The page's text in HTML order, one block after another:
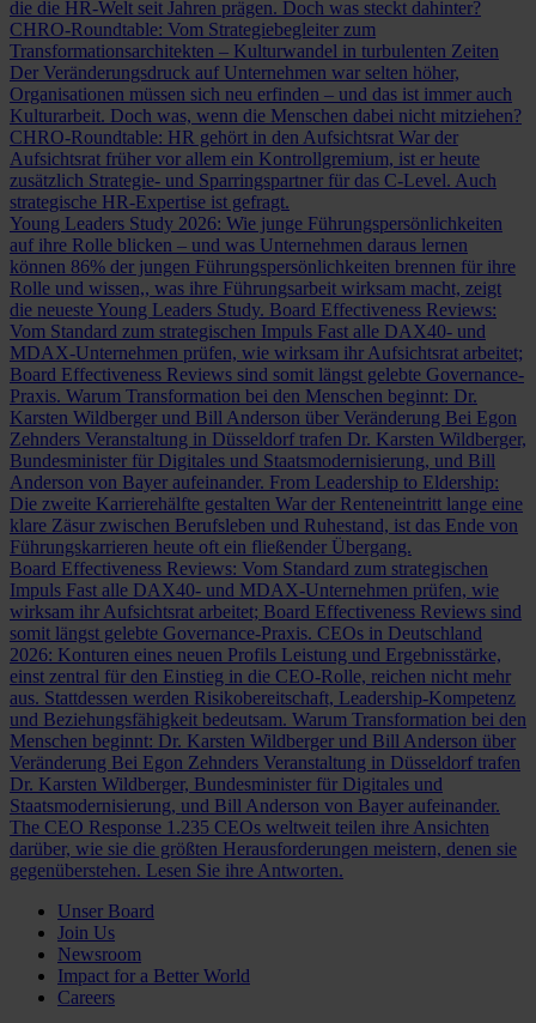
die die HR-Welt seit Jahren prägen. Doch was steckt dahinter?
CHRO-Roundtable: Vom Strategiebegleiter zum
Transformationsarchitekten – Kulturwandel in turbulenten Zeiten
Der Veränderungsdruck auf Unternehmen war selten höher,
Organisationen müssen sich neu erfinden – und das ist immer auch
Kulturarbeit. Doch was, wenn die Menschen dabei nicht mitziehen?
CHRO-Roundtable: HR gehört in den Aufsichtsrat War der
Aufsichtsrat früher vor allem ein Kontrollgremium, ist er heute
zusätzlich Strategie- und Sparringspartner für das C-Level. Auch
strategische HR-Expertise ist gefragt.
Young Leaders Study 2026: Wie junge Führungspersönlichkeiten
auf ihre Rolle blicken – und was Unternehmen daraus lernen
können 86% der jungen Führungspersönlichkeiten brennen für ihre
Rolle und wissen,, was ihre Führungsarbeit wirksam macht, zeigt
die neueste Young Leaders Study. Board Effectiveness Reviews:
Vom Standard zum strategischen Impuls Fast alle DAX40- und
MDAX-Unternehmen prüfen, wie wirksam ihr Aufsichtsrat arbeitet;
Board Effectiveness Reviews sind somit längst gelebte Governance-
Praxis. Warum Transformation bei den Menschen beginnt: Dr.
Karsten Wildberger und Bill Anderson über Veränderung Bei Egon
Zehnders Veranstaltung in Düsseldorf trafen Dr. Karsten Wildberger,
Bundesminister für Digitales und Staatsmodernisierung, und Bill
Anderson von Bayer aufeinander. From Leadership to Eldership:
Die zweite Karrierehälfte gestalten War der Renteneintritt lange eine
klare Zäsur zwischen Berufsleben und Ruhestand, ist das Ende von
Führungskarrieren heute oft ein fließender Übergang.
Board Effectiveness Reviews: Vom Standard zum strategischen
Impuls Fast alle DAX40- und MDAX-Unternehmen prüfen, wie
wirksam ihr Aufsichtsrat arbeitet; Board Effectiveness Reviews sind
somit längst gelebte Governance-Praxis. CEOs in Deutschland
2026: Konturen eines neuen Profils Leistung und Ergebnisstärke,
einst zentral für den Einstieg in die CEO-Rolle, reichen nicht mehr
aus. Stattdessen werden Risikobereitschaft, Leadership-Kompetenz
und Beziehungsfähigkeit bedeutsam. Warum Transformation bei den
Menschen beginnt: Dr. Karsten Wildberger und Bill Anderson über
Veränderung Bei Egon Zehnders Veranstaltung in Düsseldorf trafen
Dr. Karsten Wildberger, Bundesminister für Digitales und
Staatsmodernisierung, und Bill Anderson von Bayer aufeinander.
The CEO Response 1.235 CEOs weltweit teilen ihre Ansichten
darüber, wie sie die größten Herausforderungen meistern, denen sie
gegenüberstehen. Lesen Sie ihre Antworten.
Unser Board
Join Us
Newsroom
Impact for a Better World
Careers